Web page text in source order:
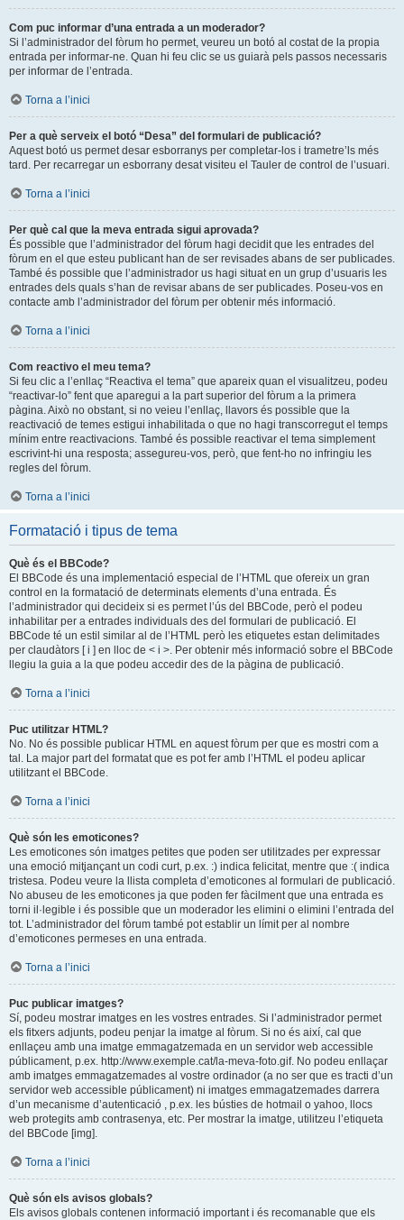
Com puc informar d’una entrada a un moderador?
Si l’administrador del fòrum ho permet, veureu un botó al costat de la propia
entrada per informar-ne. Quan hi feu clic se us guiarà pels passos necessaris
per informar de l’entrada.
Torna a l’inici
Per a què serveix el botó “Desa” del formulari de publicació?
Aquest botó us permet desar esborranys per completar-los i trametre’ls més
tard. Per recarregar un esborrany desat visiteu el Tauler de control de l’usuari.
Torna a l’inici
Per què cal que la meva entrada sigui aprovada?
És possible que l’administrador del fòrum hagi decidit que les entrades del
fòrum en el que esteu publicant han de ser revisades abans de ser publicades.
També és possible que l’administrador us hagi situat en un grup d’usuaris les
entrades dels quals s’han de revisar abans de ser publicades. Poseu-vos en
contacte amb l’administrador del fòrum per obtenir més informació.
Torna a l’inici
Com reactivo el meu tema?
Si feu clic a l’enllaç “Reactiva el tema” que apareix quan el visualitzeu, podeu
“reactivar-lo” fent que aparegui a la part superior del fòrum a la primera
pàgina. Això no obstant, si no veieu l’enllaç, llavors és possible que la
reactivació de temes estigui inhabilitada o que no hagi transcorregut el temps
mínim entre reactivacions. També és possible reactivar el tema simplement
escrivint-hi una resposta; assegureu-vos, però, que fent-ho no infringiu les
regles del fòrum.
Torna a l’inici
Formatació i tipus de tema
Què és el BBCode?
El BBCode és una implementació especial de l’HTML que ofereix un gran
control en la formatació de determinats elements d’una entrada. És
l’administrador qui decideix si es permet l’ús del BBCode, però el podeu
inhabilitar per a entrades individuals des del formulari de publicació. El
BBCode té un estil similar al de l’HTML però les etiquetes estan delimitades
per claudàtors [ i ] en lloc de < i >. Per obtenir més informació sobre el BBCode
llegiu la guia a la que podeu accedir des de la pàgina de publicació.
Torna a l’inici
Puc utilitzar HTML?
No. No és possible publicar HTML en aquest fòrum per que es mostri com a
tal. La major part del formatat que es pot fer amb l’HTML el podeu aplicar
utilitzant el BBCode.
Torna a l’inici
Què són les emoticones?
Les emoticones són imatges petites que poden ser utilitzades per expressar
una emoció mitjançant un codi curt, p.ex. :) indica felicitat, mentre que :( indica
tristesa. Podeu veure la llista completa d’emoticones al formulari de publicació.
No abuseu de les emoticones ja que poden fer fàcilment que una entrada es
torni il·legible i és possible que un moderador les elimini o elimini l’entrada del
tot. L’administrador del fòrum també pot establir un límit per al nombre
d’emoticones permeses en una entrada.
Torna a l’inici
Puc publicar imatges?
Sí, podeu mostrar imatges en les vostres entrades. Si l’administrador permet
els fitxers adjunts, podeu penjar la imatge al fòrum. Si no és així, cal que
enllaçeu amb una imatge emmagatzemada en un servidor web accessible
públicament, p.ex. http://www.exemple.cat/la-meva-foto.gif. No podeu enllaçar
amb imatges emmagatzemades al vostre ordinador (a no ser que es tracti d’un
servidor web accessible públicament) ni imatges emmagatzemades darrera
d’un mecanisme d’autenticació , p.ex. les bústies de hotmail o yahoo, llocs
web protegits amb contrasenya, etc. Per mostrar la imatge, utilitzeu l’etiqueta
del BBCode [img].
Torna a l’inici
Què són els avisos globals?
Els avisos globals contenen informació important i és recomanable que els